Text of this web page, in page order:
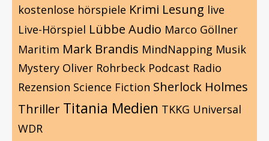
kostenlose hörspiele Krimi Lesung live
Live-Hörspiel Lübbe Audio Marco Göllner
Maritim Mark Brandis MindNapping Musik
Mystery Oliver Rohrbeck Podcast Radio
Rezension Science Fiction Sherlock Holmes
Thriller Titania Medien TKKG Universal
WDR